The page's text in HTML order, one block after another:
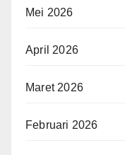
Mei 2026
April 2026
Maret 2026
Februari 2026